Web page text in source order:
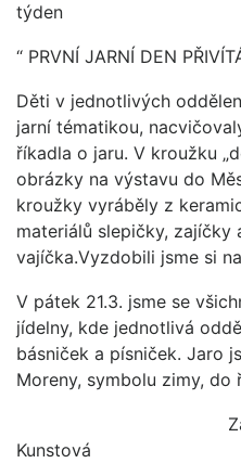
týden
“ PRVNÍ JARNÍ DEN
Děti v jednotlivých
jarní tématikou,
říkadla o jaru. V kroužku
obrázky na výstavu do
kroužky vyráběly z
materiálů slepičky, zajíčky
vajíčka.Vyzdobili jsme si
V pátek 21.3. jsme se
jídelny, kde jednotlivá
básniček a písniček. Jaro
Moreny, symbolu zimy, do
Za
Kunstová